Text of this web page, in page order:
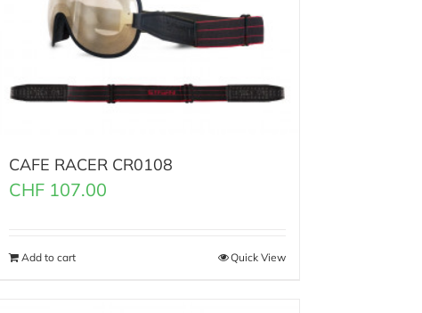
CAFE RACER CR0108
CHF107.00
Add to cart Quick View